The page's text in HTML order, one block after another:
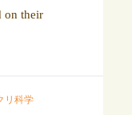
on their
リ科学